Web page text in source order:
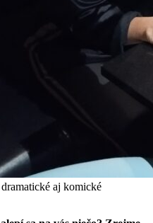
aj komické